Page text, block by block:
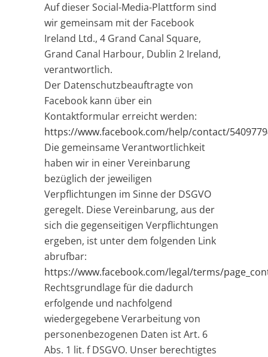
Auf dieser Social-Media-Plattform sind
wir gemeinsam mit der Facebook
Ireland Ltd., 4 Grand Canal Square,
Grand Canal Harbour, Dublin 2 Ireland,
verantwortlich.
Der Datenschutzbeauftragte von
Facebook kann über ein
Kontaktformular erreicht werden:
https://www.facebook.com/help/contact/
Die gemeinsame Verantwortlichkeit
haben wir in einer Vereinbarung
bezüglich der jeweiligen
Verpflichtungen im Sinne der DSGVO
geregelt. Diese Vereinbarung, aus der
sich die gegenseitigen Verpflichtungen
ergeben, ist unter dem folgenden Link
abrufbar:
https://www.facebook.com/legal/terms/
Rechtsgrundlage für die dadurch
erfolgende und nachfolgend
wiedergegebene Verarbeitung von
personenbezogenen Daten ist Art. 6
Abs. 1 lit. f DSGVO. Unser berechtigtes